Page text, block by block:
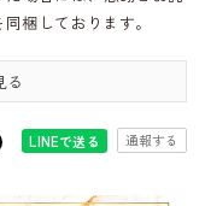
梱しております。
る
LINEで送る 通報する